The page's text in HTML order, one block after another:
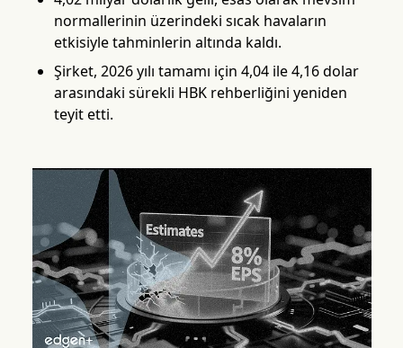
normallerinin üzerindeki sıcak havaların
etkisiyle tahminlerin altında kaldı.
Şirket, 2026 yılı tamamı için 4,04 ile 4,16 dolar
arasındaki sürekli HBK rehberliğini yeniden
teyit etti.